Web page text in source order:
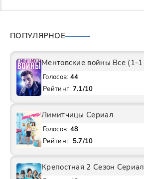
ПОПУЛЯРНОЕ
Голосов: 44
Рейтинг: 7.1/10
Лимитчицы Сериал
Голосов: 48
Рейтинг: 5.7/10
Крепостная 2 Сезон Сериал